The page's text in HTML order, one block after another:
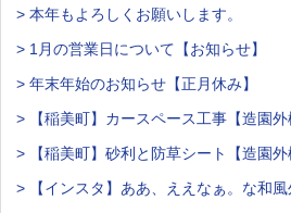
> 本年もよろしくお願いします。
> 1月の営業日について【お知らせ】
> 年末年始のお知らせ【正月休み】
> 【稲美町】カースペース工事【造園外
> 【稲美町】砂利と防草シート【造園外
> 【インスタ】ああ、ええなぁ。な和風